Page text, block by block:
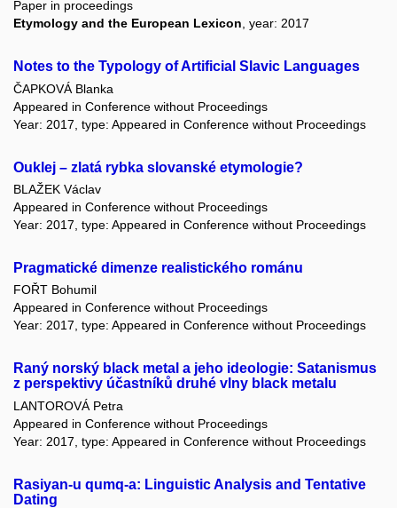
Paper in proceedings
Etymology and the European Lexicon, year: 2017
Notes to the Typology of Artificial Slavic Languages
ČAPKOVÁ Blanka
Appeared in Conference without Proceedings
Year: 2017, type: Appeared in Conference without Proceedings
Ouklej – zlatá rybka slovanské etymologie?
BLAŽEK Václav
Appeared in Conference without Proceedings
Year: 2017, type: Appeared in Conference without Proceedings
Pragmatické dimenze realistického románu
FOŘT Bohumil
Appeared in Conference without Proceedings
Year: 2017, type: Appeared in Conference without Proceedings
Raný norský black metal a jeho ideologie: Satanismus
z perspektivy účastníků druhé vlny black metalu
LANTOROVÁ Petra
Appeared in Conference without Proceedings
Year: 2017, type: Appeared in Conference without Proceedings
Rasiyan-u qumq-a: Linguistic Analysis and Tentative
Dating